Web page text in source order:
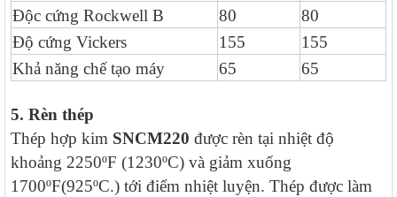
Độc cứng Rockwell B
80
80
Độ cứng Vickers
155
155
Khả năng chế tạo máy
65 65
5. Rèn thép
Thép hợp kim SNCM220 được rèn tại nhiệt độ
khoảng 2250ºF (1230ºC) và giảm xuống
1700ºF(925ºC.) tới điểm nhiệt luyện. Thép được làm